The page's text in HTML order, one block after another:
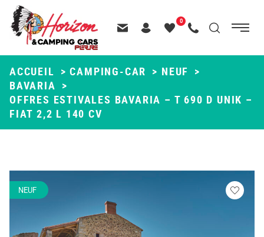
Passer
contenu
Menu
principal
Menu
Recherche
0
ACCUEIL > CAMPING-CAR > NEUF >
BAVARIA >
OFFRES ESTIVALES BAVARIA – T 690 D UNIK –
FIAT 2,2 L 140 CV
NEUF
Veuillez